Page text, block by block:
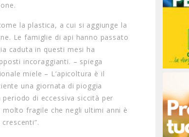
la plastica, a cui si aggiunge la
Le famiglie di api hanno passato
caduta in questi mesi ha
incoraggianti. – spiega
miele – L’apicoltura è il
una giornata di pioggia
di eccessiva siccità per
fragile che negli ultimi anni è